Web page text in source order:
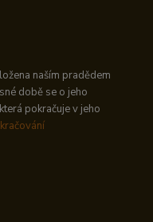
naším pradědem
době se o jeho
pokračuje v jeho